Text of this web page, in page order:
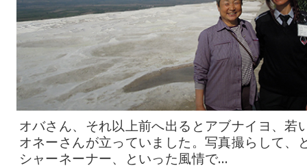
オバさん、それ以上前へ出るとアブナイヨ、若
オネーさんが立っていました。写真撮らして、
シャーネーナー、といった風情で…